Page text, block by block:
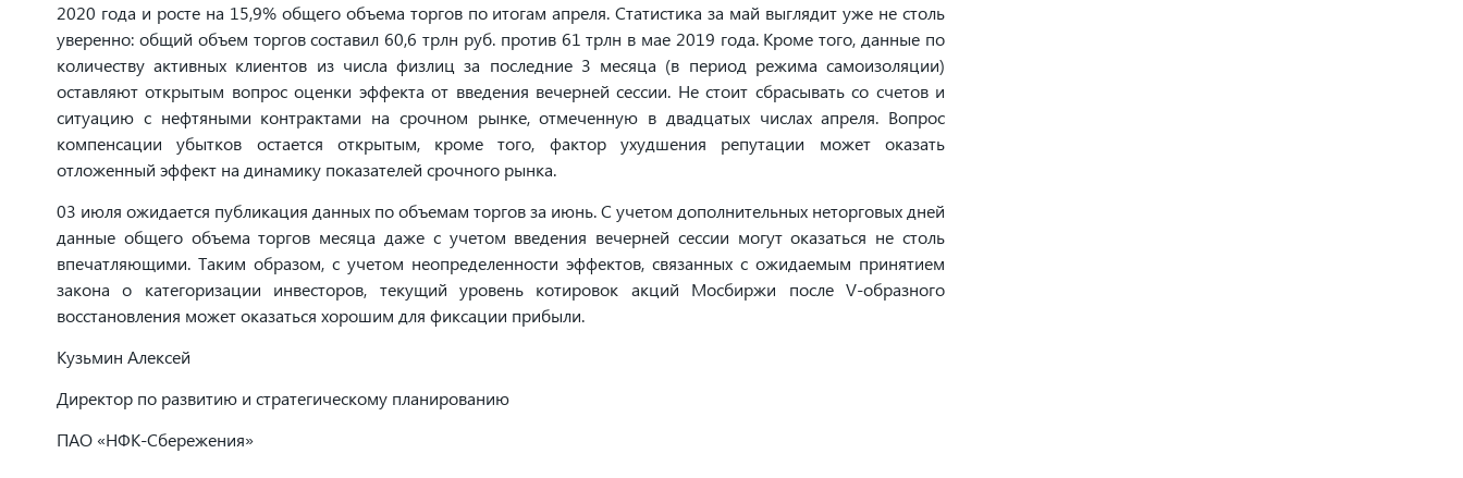
2020 года и росте на 15,9% общего объема торгов по итогам апреля. Статистика за май выглядит уже не столь
уверенно: общий объем торгов составил 60,6 трлн руб. против 61 трлн в мае 2019 года. Кроме того, данные по
количеству активных клиентов из числа физлиц за последние 3 месяца (в период режима самоизоляции)
оставляют открытым вопрос оценки эффекта от введения вечерней сессии. Не стоит сбрасывать со счетов и
ситуацию с нефтяными контрактами на срочном рынке, отмеченную в двадцатых числах апреля. Вопрос
компенсации убытков остается открытым, кроме того, фактор ухудшения репутации может оказать
отложенный эффект на динамику показателей срочного рынка.
03 июля ожидается публикация данных по объемам торгов за июнь. С учетом дополнительных неторговых дней
данные общего объема торгов месяца даже с учетом введения вечерней сессии могут оказаться не столь
впечатляющими. Таким образом, с учетом неопределенности эффектов, связанных с ожидаемым принятием
закона о категоризации инвесторов, текущий уровень котировок акций Мосбиржи после V-образного
восстановления может оказаться хорошим для фиксации прибыли.
Кузьмин Алексей
Директор по развитию и стратегическому планированию
ПАО «НФК-Сбережения»